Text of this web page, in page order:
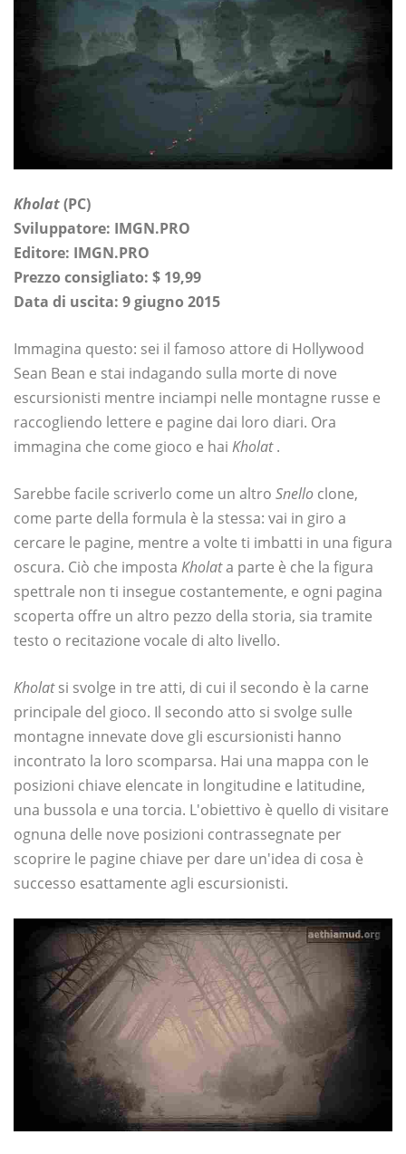
Kholat(PC)
Sviluppatore: IMGN.PRO
Editore: IMGN.PRO
Prezzo consigliato: $ 19,99
Data di uscita: 9 giugno 2015
Immagina questo: sei il famoso attore di Hollywood
Sean Bean e stai indagando sulla morte di nove
escursionisti mentre inciampi nelle montagne russe e
raccogliendo lettere e pagine dai loro diari. Ora
immagina che come gioco e hai Kholat.
Sarebbe facile scriverlo come un altro Snello clone,
come parte della formula è la stessa: vai in giro a
cercare le pagine, mentre a volte ti imbatti in una figura
oscura. Ciò che imposta Kholata parte è che la figura
spettrale non ti insegue costantemente, e ogni pagina
scoperta offre un altro pezzo della storia, sia tramite
testo o recitazione vocale di alto livello.
Kholatsi svolge in tre atti, di cui il secondo è la carne
principale del gioco. Il secondo atto si svolge sulle
montagne innevate dove gli escursionisti hanno
incontrato la loro scomparsa. Hai una mappa con le
posizioni chiave elencate in longitudine e latitudine,
una bussola e una torcia. L'obiettivo è quello di visitare
ognuna delle nove posizioni contrassegnate per
scoprire le pagine chiave per dare un'idea di cosa è
successo esattamente agli escursionisti.